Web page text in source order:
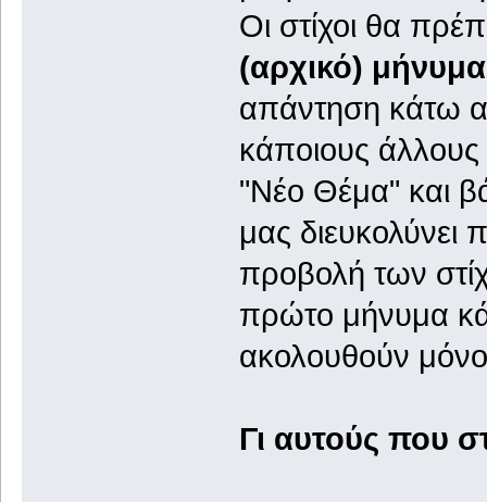
Οι στίχοι θα
(αρχικό)
απάντηση κάτω
κάποιους άλλους
"Νέο Θέμα" και
μας διευκολύνει
προβολή των
πρώτο μήνυμα
ακολουθούν
Γι αυτούς που